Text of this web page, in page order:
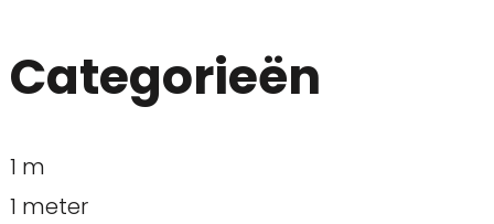
Categorieën
1 m
1 meter